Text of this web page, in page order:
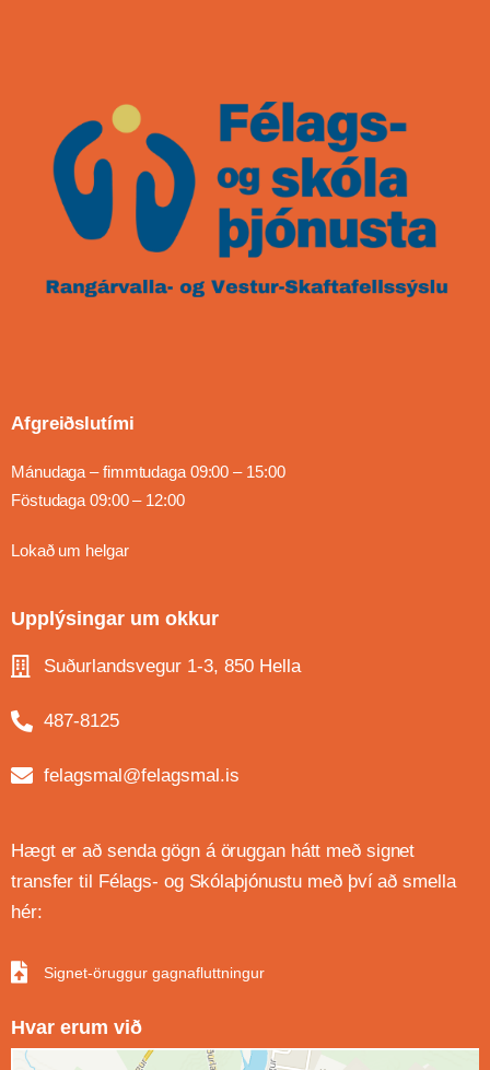
Afgreiðslutími
Mánudaga – fimmtudaga 09:00 – 15:00
Föstudaga 09:00 – 12:00
Lokað um helgar
Upplýsingar um okkur
Suðurlandsvegur 1-3, 850 Hella
487-8125
felagsmal@felagsmal.is
Hægt er að senda gögn á öruggan hátt með signet
transfer til Félags- og Skólaþjónustu með því að smella
hér:
Signet-öruggur gagnafluttningur
Hvar erum við